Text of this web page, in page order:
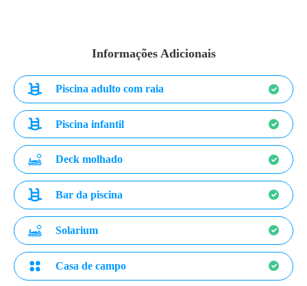
Informações Adicionais
Piscina adulto com raia
Piscina infantil
Deck molhado
Bar da piscina
Solarium
Casa de campo